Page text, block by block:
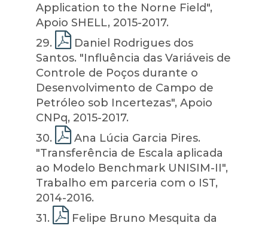
Application to the Norne Field",
Apoio SHELL, 2015-2017.
29.
Daniel Rodrigues dos
Santos. "Influência das Variáveis de
Controle de Poços durante o
Desenvolvimento de Campo de
Petróleo sob Incertezas", Apoio
CNPq, 2015-2017.
30.
Ana Lúcia Garcia Pires.
"Transferência de Escala aplicada
ao Modelo Benchmark UNISIM-II",
Trabalho em parceria com o IST,
2014-2016.
31.
Felipe Bruno Mesquita da